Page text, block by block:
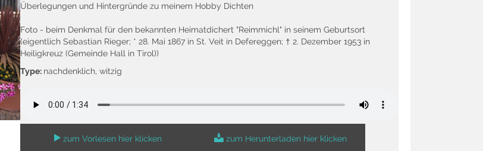
Überlegungen und Hintergründe zu meinem Hobby Dichten
Foto - beim Denkmal für den bekannten Heimatdichert "Reimmichl" in seinem Geburtsort
(eigentlich Sebastian Rieger; * 28. Mai 1867 in St. Veit in Defereggen; † 2. Dezember 1953 in
Heiligkreuz (Gemeinde Hall in Tirol))
Type: nachdenklich, witzig
zum Vorlesen hier klicken zum Herunterladen hier klicken